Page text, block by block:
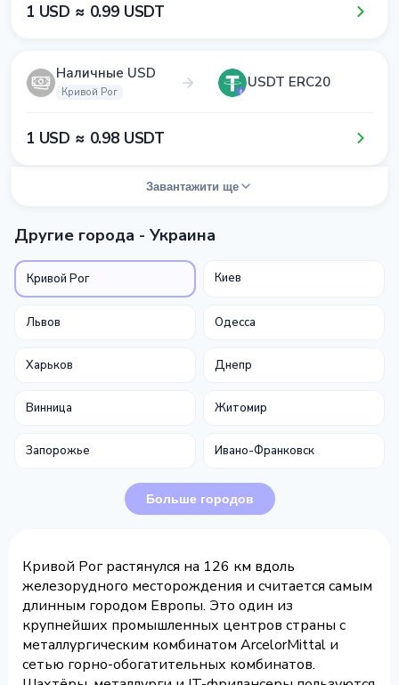
1​ USD ≈ 0​.9​9​ USDT
Наличные USD
Кривой Рог
USDT ERC20
1​ USD ≈ 0​.9​8​ USDT
Завантажити ще
Другие города - Украина
Кривой Рог Киев
Львов Одесса
Харьков Днепр
Винница Житомир
Запорожье Ивано-Франковск
Больше городов
Кривой Рог растянулся на 126 км вдоль
железорудного месторождения и считается самым
длинным городом Европы. Это один из
крупнейших промышленных центров страны с
металлургическим комбинатом ArcelorMittal и
сетью горно-обогатительных комбинатов.